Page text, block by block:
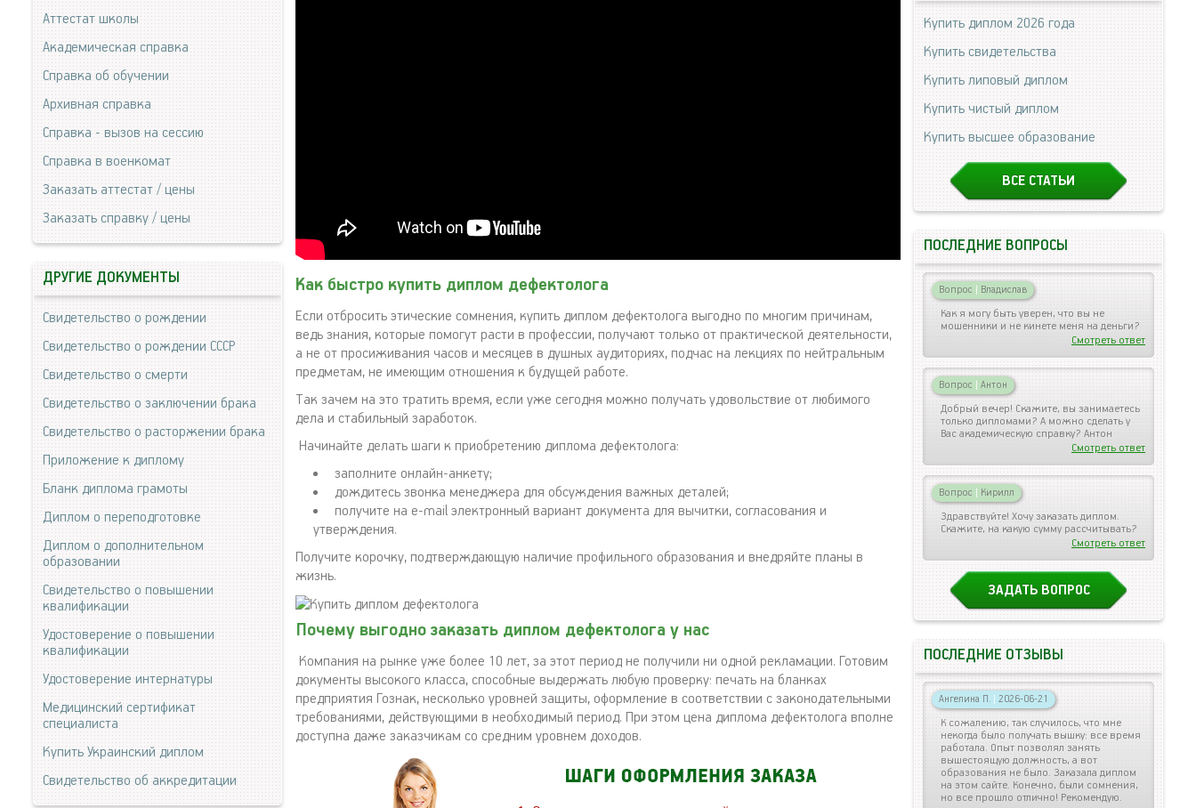
Как быстро купить диплом дефектолога
Если отбросить этические сомнения, купить диплом дефектолога выгодно по многим причинам,
ведь знания, которые помогут расти в профессии, получают только от практической деятельности,
а не от просиживания часов и месяцев в душных аудиториях, подчас на лекциях по нейтральным
предметам, не имеющим отношения к будущей работе.
Так зачем на это тратить время, если уже сегодня можно получать удовольствие от любимого
дела и стабильный заработок.
Начинайте делать шаги к приобретению диплома дефектолога:
заполните онлайн-анкету;
дождитесь звонка менеджера для обсуждения важных деталей;
получите на e-mail электронный вариант документа для вычитки, согласования и
утверждения.
Получите корочку, подтверждающую наличие профильного образования и внедряйте планы в
жизнь.
Почему выгодно заказать диплом дефектолога у нас
Компания на рынке уже более 10 лет, за этот период не получили ни одной рекламации. Готовим
документы высокого класса, способные выдержать любую проверку: печать на бланках
предприятия Гознак, несколько уровней защиты, оформление в соответствии с законодательными
требованиями, действующими в необходимый период. При этом цена диплома дефектолога вполне
доступна даже заказчикам со средним уровнем доходов.
Аттестат школы
Академическая справка
Справка об обучении
Архивная справка
Справка - вызов на сессию
Справка в военкомат
Заказать аттестат / цены
Заказать справку / цены
ДРУГИЕ ДОКУМЕНТЫ
Свидетельство о рождении
Свидетельство о рождении СССР
Свидетельство о смерти
Свидетельство о заключении брака
Свидетельство о расторжении брака
Приложение к диплому
Бланк диплома грамоты
Диплом о переподготовке
Диплом о дополнительном
образовании
Свидетельство о повышении
квалификации
Удостоверение о повышении
квалификации
Удостоверение интернатуры
Медицинский сертификат
специалиста
Купить Украинский диплом
Свидетельство об аккредитации
Купить диплом 2026 года
Купить свидетельства
Купить липовый диплом
Купить чистый диплом
Купить высшее образование
ВСЕ СТАТЬИ
ПОСЛЕДНИЕ ВОПРОСЫ
Вопрос | Владислав
Как я могу быть уверен, что вы не
мошенники и не кинете меня на деньги?
Смотреть ответ
Вопрос | Антон
Добрый вечер! Скажите, вы занимаетесь
только дипломами? А можно сделать у
Вас академическую справку? Антон
Смотреть ответ
Вопрос | Кирилл
Здравствуйте! Хочу заказать диплом.
Скажите, на какую сумму рассчитывать?
Смотреть ответ
ЗАДАТЬ ВОПРОС
ПОСЛЕДНИЕ ОТЗЫВЫ
Ангелина П. | 2026-06-21
К сожалению, так случилось, что мне
некогда было получать вышку: все время
работала. Опыт позволял занять
вышестоящую должность, а вот
образования не было. Заказала диплом
на этом сайте. Конечно, были сомнения,
но все прошло отлично! Рекомендую.